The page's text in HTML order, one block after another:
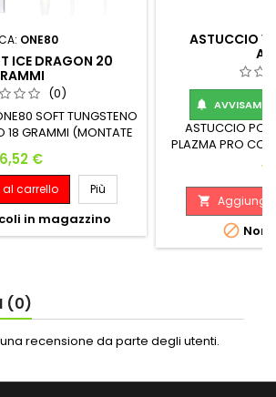
ONE80
ICE DRAGON 20
(0)
SOFT TUNGSTENO
18 GRAMMI (MONTATE
50.7
€
carrello Più
in magazzino
ASTUCCIO
 AVVISAMI
ASTUCCIO
PLAZMA PRO
 Aggiungi
 Non
(0)
recensione da parte degli utenti.